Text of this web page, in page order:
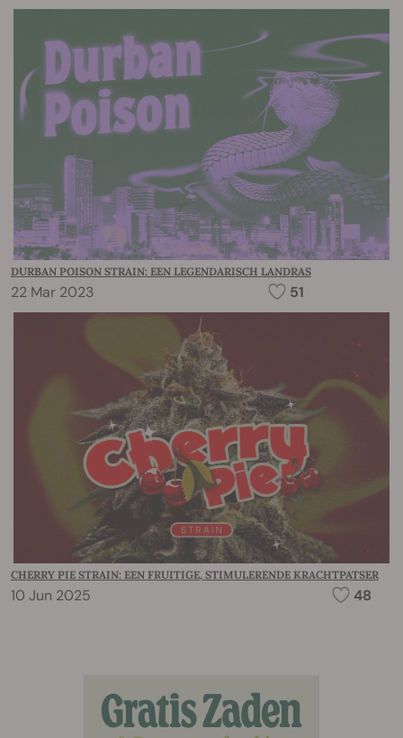
DURBAN POISON STRAIN: EEN LEGENDARISCH LANDRAS
22 Mar 2023 51
CHERRY PIE STRAIN: EEN FRUITIGE, STIMULERENDE KRACHTPATSER
10 Jun 2025 48